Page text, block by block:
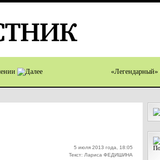
«Легендарный»
5 июля 2013 года, 18:05
Текст: Лариса ФЕДИШИНА